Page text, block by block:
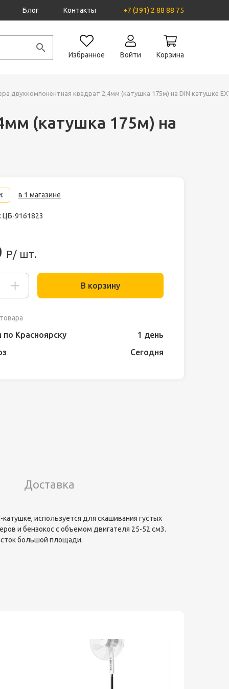
Блог Контакты +7 (391) 2 88 88 75
Избранное Войти Корзина
двухкомпонентная квадрат 2,4мм (катушка 175м) на DIN катушке
(катушка 175м) на
в 1 магазине
ЦБ-9161823
Р/ шт.
В корзину
Красноярску
1 день
Сегодня
Доставка
используется для скашивания густых
и бензокос с объемом двигателя 25-52 см3.
большой площади.